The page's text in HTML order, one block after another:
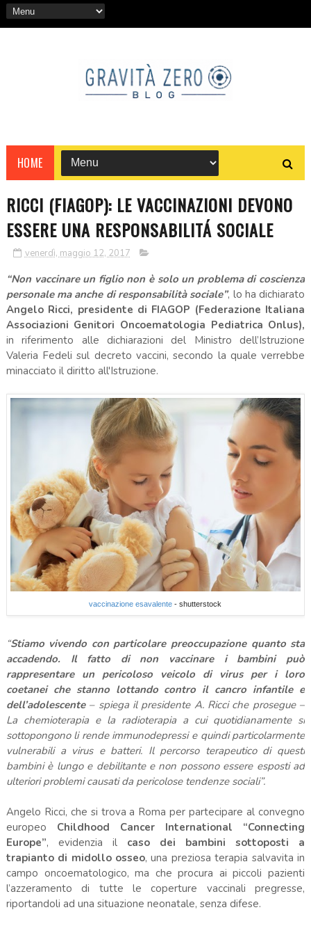
HOME
RICCI (FIAGOP): LE VACCINAZIONI DEVONO
ESSERE UNA RESPONSABILITÁ SOCIALE
venerdì, maggio 12, 2017
“Non vaccinare un figlio non è solo un problema di coscienza
personale ma anche di responsabilità sociale”, lo ha dichiarato
Angelo Ricci, presidente di FIAGOP (Federazione Italiana
Associazioni Genitori Oncoematologia Pediatrica Onlus),
in riferimento alle dichiarazioni del Ministro dell’Istruzione
Valeria Fedeli sul decreto vaccini, secondo la quale verrebbe
minacciato il diritto all'Istruzione.
vaccinazione esavalente - shutterstock
“Stiamo vivendo con particolare preoccupazione quanto sta
accadendo.
Il fatto di non vaccinare i bambini può
rappresentare un pericoloso veicolo di virus per i loro
coetanei che stanno lottando contro il cancro infantile e
dell’adolescente– spiega il presidente A. Ricci che prosegue –
La chemioterapia e la radioterapia a cui quotidianamente si
sottopongono li rende immunodepressi e quindi particolarmente
vulnerabili a virus e batteri. Il percorso terapeutico di questi
bambini è lungo e debilitante e non possono essere esposti ad
ulteriori problemi causati da pericolose tendenze sociali”.
Angelo Ricci, che si trova a Roma per partecipare al convegno
europeo Childhood Cancer International “Connecting
Europe”, evidenzia il caso dei bambini sottoposti a
trapianto di midollo osseo, una preziosa terapia salvavita in
campo oncoematologico, ma che procura ai piccoli pazienti
l’azzeramento di tutte le coperture vaccinali pregresse,
riportandoli ad una situazione neonatale, senza difese.